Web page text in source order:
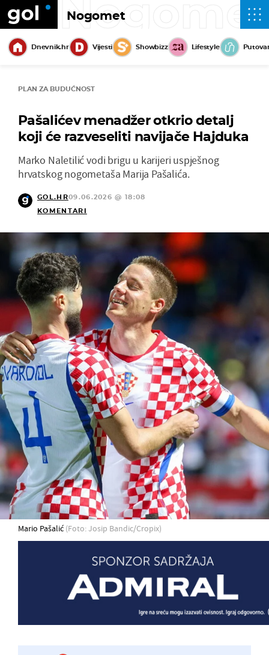
Nogomet
Dnevnik.hr Vijesti Showbizz Lifestyle
PLAN ZA BUDUĆNOST
Pašalićev menadžer otkrio detalj
koji će razveseliti navijače Hajduka
Marko Naletilić vodi brigu u karijeri uspješnog
hrvatskog nogometaša Marija Pašalića.
GOL.HR09.06.2026 @ 18:08
KOMENTARI
Mario Pašalić (Foto: Josip Bandic/Cropix)